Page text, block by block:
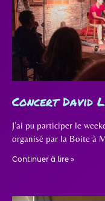
Concert David
J’ai pu participer le
organisé par la Boite à
Continuer à lire »